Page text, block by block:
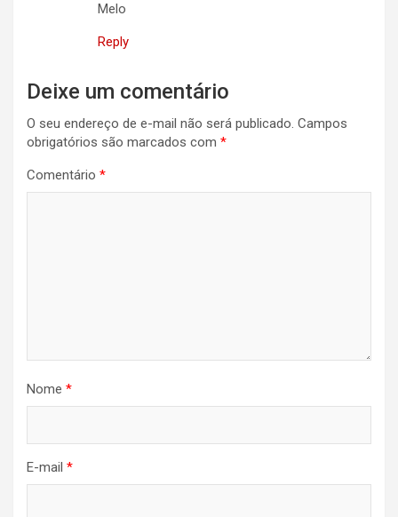
Melo
Reply
Deixe um comentário
O seu endereço de e-mail não será publicado. Campos
obrigatórios são marcados com *
Comentário *
Nome *
E-mail *